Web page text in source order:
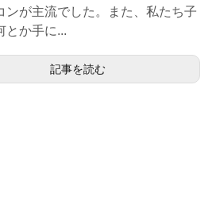
ンが主流でした。また、私たち子
とか手に...
記事を読む